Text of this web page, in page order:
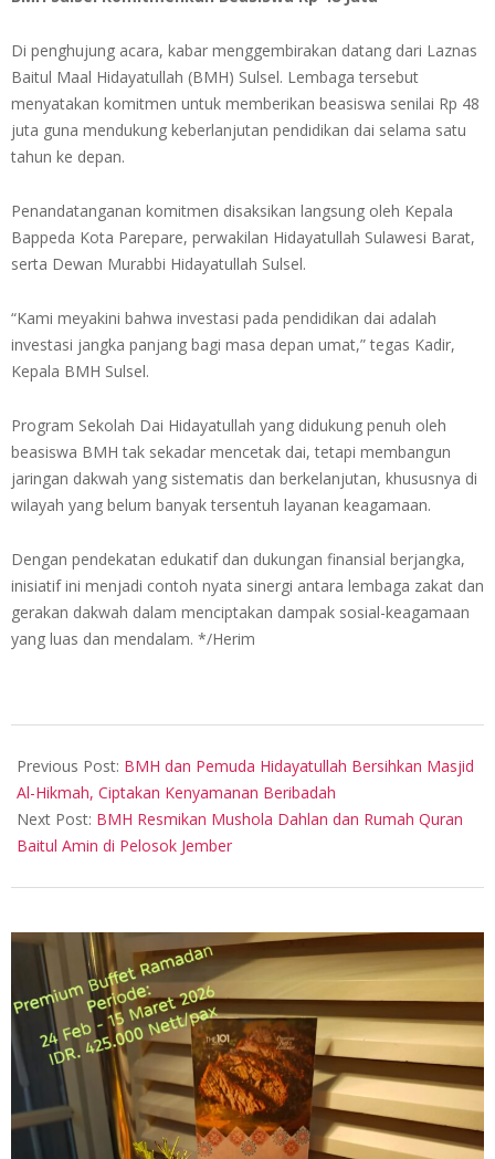
Di penghujung acara, kabar menggembirakan datang dari Laznas
Baitul Maal Hidayatullah (BMH) Sulsel. Lembaga tersebut
menyatakan komitmen untuk memberikan beasiswa senilai Rp 48
juta guna mendukung keberlanjutan pendidikan dai selama satu
tahun ke depan.
Penandatanganan komitmen disaksikan langsung oleh Kepala
Bappeda Kota Parepare, perwakilan Hidayatullah Sulawesi Barat,
serta Dewan Murabbi Hidayatullah Sulsel.
“Kami meyakini bahwa investasi pada pendidikan dai adalah
investasi jangka panjang bagi masa depan umat,” tegas Kadir,
Kepala BMH Sulsel.
Program Sekolah Dai Hidayatullah yang didukung penuh oleh
beasiswa BMH tak sekadar mencetak dai, tetapi membangun
jaringan dakwah yang sistematis dan berkelanjutan, khususnya di
wilayah yang belum banyak tersentuh layanan keagamaan.
Dengan pendekatan edukatif dan dukungan finansial berjangka,
inisiatif ini menjadi contoh nyata sinergi antara lembaga zakat dan
gerakan dakwah dalam menciptakan dampak sosial-keagamaan
yang luas dan mendalam. */Herim
07-
30
Previous Post: BMH dan Pemuda Hidayatullah Bersihkan Masjid
Al-Hikmah, Ciptakan Kenyamanan Beribadah
Next Post: BMH Resmikan Mushola Dahlan dan Rumah Quran
Baitul Amin di Pelosok Jember